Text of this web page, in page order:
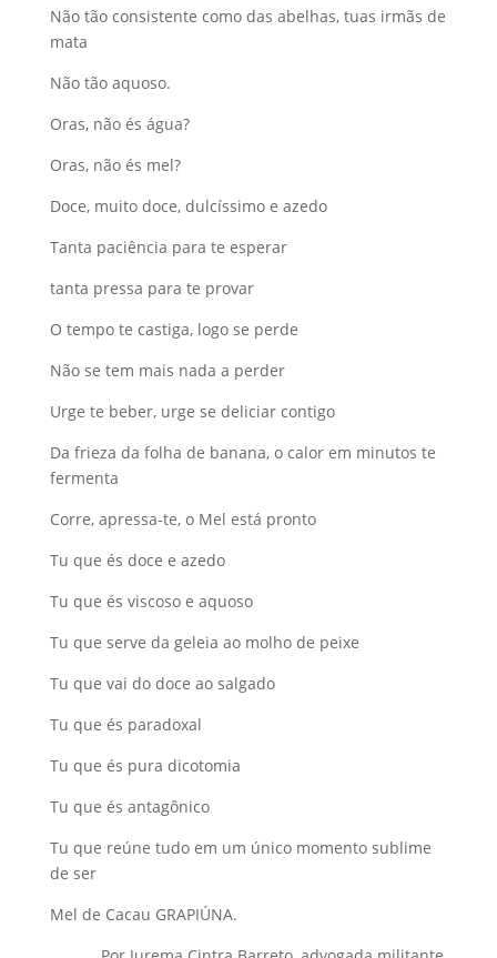
Não tão consistente como das abelhas, tuas irmãs de
mata
Não tão aquoso.
Oras, não és água?
Oras, não és mel?
Doce, muito doce, dulcíssimo e azedo
Tanta paciência para te esperar
tanta pressa para te provar
O tempo te castiga, logo se perde
Não se tem mais nada a perder
Urge te beber, urge se deliciar contigo
Da frieza da folha de banana, o calor em minutos te
fermenta
Corre, apressa-te, o Mel está pronto
Tu que és doce e azedo
Tu que és viscoso e aquoso
Tu que serve da geleia ao molho de peixe
Tu que vai do doce ao salgado
Tu que és paradoxal
Tu que és pura dicotomia
Tu que és antagônico
Tu que reúne tudo em um único momento sublime
de ser
Mel de Cacau GRAPIÚNA.